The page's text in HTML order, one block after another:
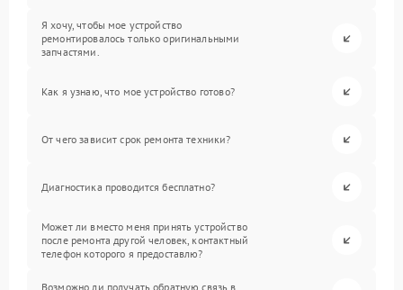
Я хочу, чтобы мое устройство
ремонтировалось только оригинальными
запчастями.
Как я узнаю, что мое устройство готово?
От чего зависит срок ремонта техники?
Диагностика проводится бесплатно?
Может ли вместо меня принять устройство
после ремонта другой человек, контактный
телефон которого я предоставлю?
Возможно ли получать обратную связь в